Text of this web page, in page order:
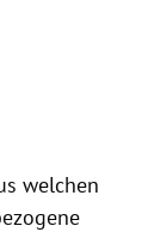
welchen